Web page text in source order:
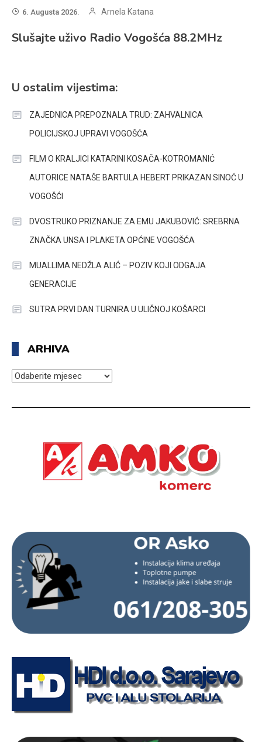
6. Augusta 2026. Arnela Katana
Slušajte uživo Radio Vogošća 88.2MHz
U ostalim vijestima:
ZAJEDNICA PREPOZNALA TRUD: ZAHVALNICA
POLICIJSKOJ UPRAVI VOGOŠĆA
FILM O KRALJICI KATARINI KOSAČA-KOTROMANIĆ
AUTORICE NATAŠE BARTULA HEBERT PRIKAZAN SINOĆ U
VOGOŠĆI
DVOSTRUKO PRIZNANJE ZA EMU JAKUBOVIĆ: SREBRNA
ZNAČKA UNSA I PLAKETA OPĆINE VOGOŠĆA
MUALLIMA NEDŽLA ALIĆ – POZIV KOJI ODGAJA
GENERACIJE
SUTRA PRVI DAN TURNIRA U ULIČNOJ KOŠARCI
ARHIVA
ARHIVA